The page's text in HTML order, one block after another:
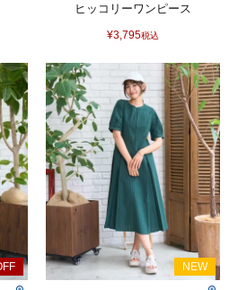
ヒッコリーワンピース
¥3,795税込